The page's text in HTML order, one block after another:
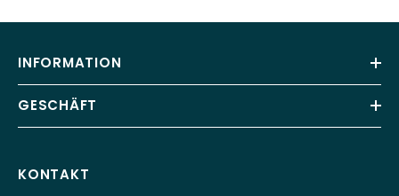
INFORMATION
GESCHÄFT
KONTAKT